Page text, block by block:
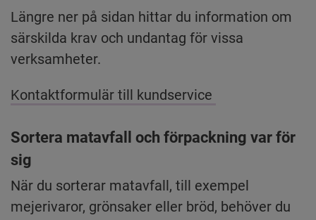
Längre ner på sidan hittar du information om
särskilda krav och undantag för vissa
verksamheter.
Kontaktformulär till kundservice
Sortera matavfall och förpackning var för
sig
När du sorterar matavfall, till exempel
mejerivaror, grönsaker eller bröd, behöver du